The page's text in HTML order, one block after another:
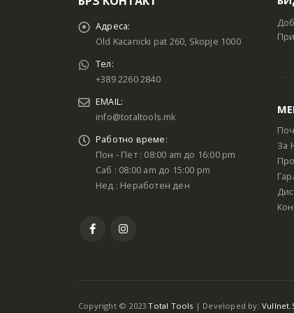
Адреса:
Old Kacanicki pat 260, Skopje 1000
Тел:
+389 2260 2840
EMAIL:
info@totaltools.mk
Работно време:
Пон - Пет : 08:00 am до 16:00 pm
Саб : 08:00 am до 15:00 pm
Нед : Неработен ден
За
Copyright © 2023Total Tools | Developed by: